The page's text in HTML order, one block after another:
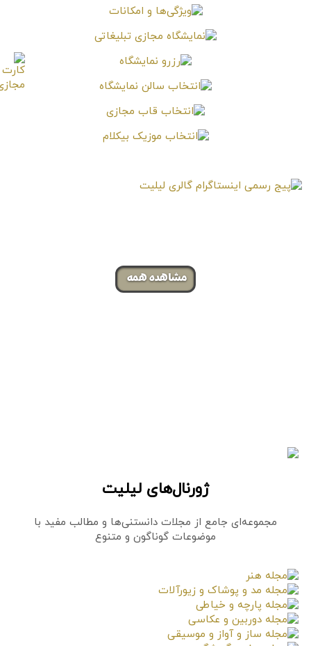
مشاهده همه
ژورنال‌های لیلیت
مجموعه‌ای جامع از مجلات دانستنی‌ها و مطالب مفید با
موضوعات گوناگون و متنوع